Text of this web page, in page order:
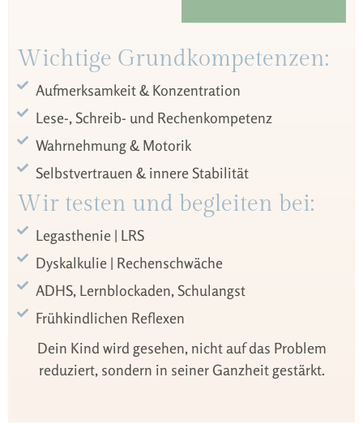
Wichtige Grundkompetenzen:
Aufmerksamkeit & Konzentration
Lese‑, Schreib‑ und Rechenkompetenz
Wahrnehmung & Motorik
Selbstvertrauen & innere Stabilität
Wir testen und begleiten bei:
Legasthenie | LRS
Dyskalkulie | Rechenschwäche
ADHS, Lernblockaden, Schulangst
Frühkindlichen Reflexen
Dein Kind wird gesehen, nicht auf das Problem
reduziert, sondern in seiner Ganzheit gestärkt.